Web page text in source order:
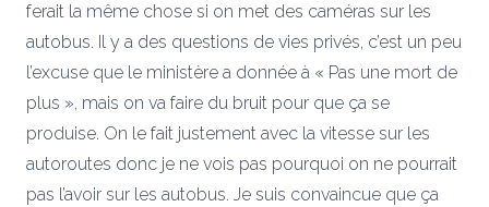
ferait la même chose si on met des caméras sur les
autobus. Il y a des questions de vies privés, c’est un peu
l’excuse que le ministère a donnée à « Pas une mort de
plus », mais on va faire du bruit pour que ça se
produise. On le fait justement avec la vitesse sur les
autoroutes donc je ne vois pas pourquoi on ne pourrait
pas l’avoir sur les autobus. Je suis convaincue que ça